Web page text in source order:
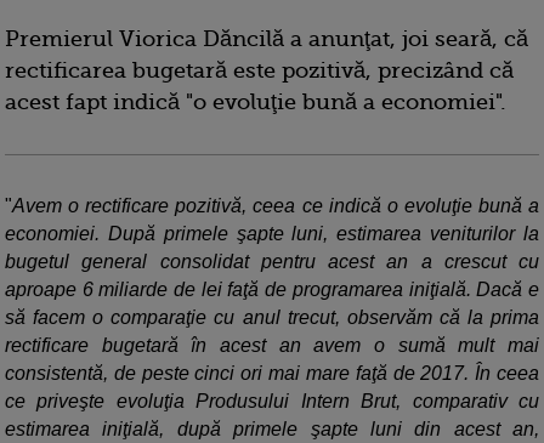
Premierul Viorica Dăncilă a anunţat, joi seară, că
rectificarea bugetară este pozitivă, precizând că
acest fapt indică "o evoluţie bună a economiei".
"Avem o rectificare pozitivă, ceea ce indică o evoluţie bună a
economiei. După primele şapte luni, estimarea veniturilor la
bugetul general consolidat pentru acest an a crescut cu
aproape 6 miliarde de lei faţă de programarea iniţială. Dacă e
să facem o comparaţie cu anul trecut, observăm că la prima
rectificare bugetară în acest an avem o sumă mult mai
consistentă, de peste cinci ori mai mare faţă de 2017. În ceea
ce priveşte evoluţia Produsului Intern Brut, comparativ cu
estimarea iniţială, după primele şapte luni din acest an,